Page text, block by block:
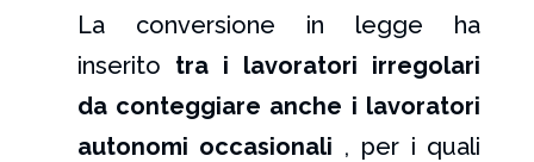
La conversione in legge ha
inserito tra i lavoratori irregolari
da conteggiare anche i lavoratori
autonomi occasionali , per i quali